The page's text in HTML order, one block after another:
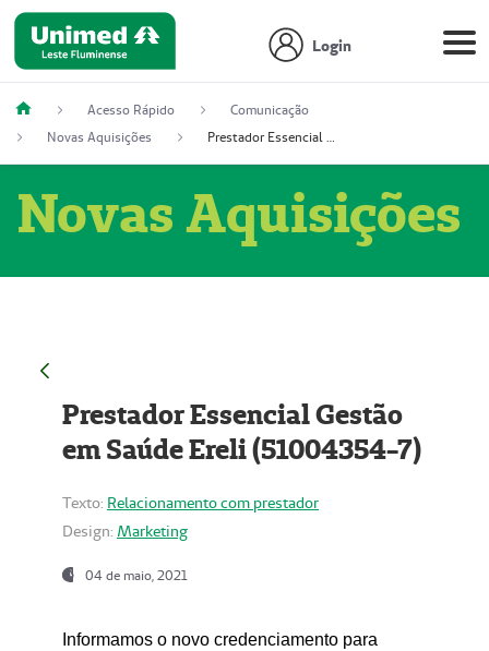
Login
Acesso Rápido
Comunicação
Novas Aquisições
Prestador Essencial Gestão em Saúde Ereli (51004354-7)
Novas Aquisições
Prestador Essencial Gestão
em Saúde Ereli (51004354-7)
Texto: Relacionamento com prestador
Design: Marketing
04 de maio, 2021
Informamos o novo credenciamento para